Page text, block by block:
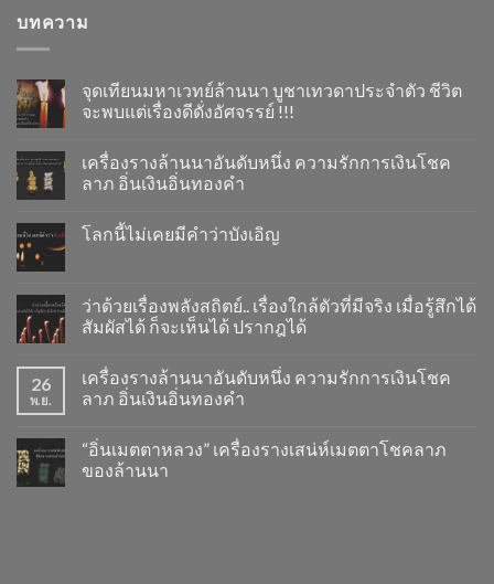
บทความ
จุดเทียนมหาเวทย์ล้านนา บูชาเทวดาประจำตัว ชีวิต
จะพบแต่เรื่องดีดั่งอัศจรรย์ !!!
เครื่องรางล้านนาอันดับหนึ่ง ความรักการเงินโชค
ลาภ อิ่นเงินอิ่นทองคำ
โลกนี้ไม่เคยมีคำว่าบังเอิญ
ว่าด้วยเรื่องพลังสถิตย์.. เรื่องใกล้ตัวที่มีจริง เมื่อรู้สึกได้
สัมผัสได้ ก็จะเห็นได้ ปรากฎได้
26
พ.ย.
เครื่องรางล้านนาอันดับหนึ่ง ความรักการเงินโชค
ลาภ อิ่นเงินอิ่นทองคำ
“อิ่นเมตตาหลวง” เครื่องรางเสน่ห์เมตตาโชคลาภ
ของล้านนา